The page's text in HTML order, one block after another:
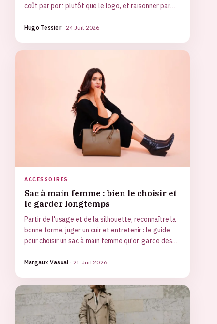
coût par port plutôt que le logo, et raisonner par
familles.
Hugo Tessier · 24 Juil 2026
ACCESSOIRES
Sac à main femme : bien le choisir et
le garder longtemps
Partir de l'usage et de la silhouette, reconnaître la
bonne forme, juger un cuir et entretenir : le guide
pour choisir un sac à main femme qu'on garde des
années.
Margaux Vassal · 21 Juil 2026